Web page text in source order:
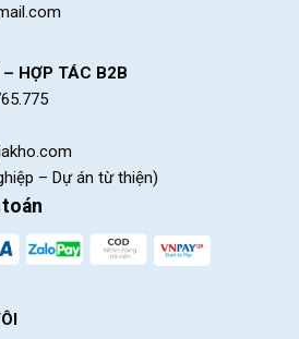
HỢP TÁC B2B
– Dự án từ thiện)